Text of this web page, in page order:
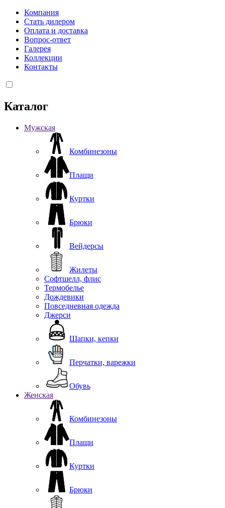
Компания
Стать дилером
Оплата и доставка
Вопрос-ответ
Галерея
Коллекции
Контакты
Каталог
Мужская
Комбинезоны
Плащи
Куртки
Брюки
Вейдерсы
Жилеты
Софтшелл, флис
Термобелье
Дождевики
Повседневная одежда
Джерси
Шапки, кепки
Перчатки, варежки
Обувь
Женская
Комбинезоны
Плащи
Куртки
Брюки